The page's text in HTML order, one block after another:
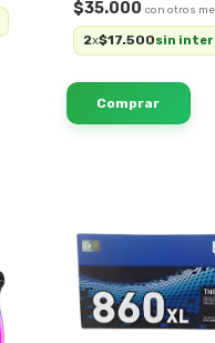
$35.000
2x$17.500sin